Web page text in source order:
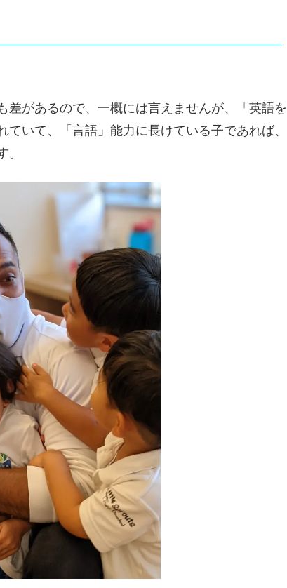
があるので、一概には言えませんが、「英語を
いて、「言語」能力に長けている子であれば、
。